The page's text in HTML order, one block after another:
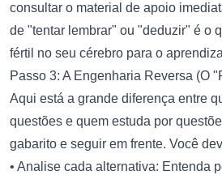
consultar o material de apoio
de "tentar lembrar" ou "deduzir" é o
fértil no seu cérebro para o
Passo 3: A Engenharia Reversa (O
Aqui está a grande diferença entre
questões e quem estuda por
gabarito e seguir em frente. Você
• Analise cada alternativa: Entenda